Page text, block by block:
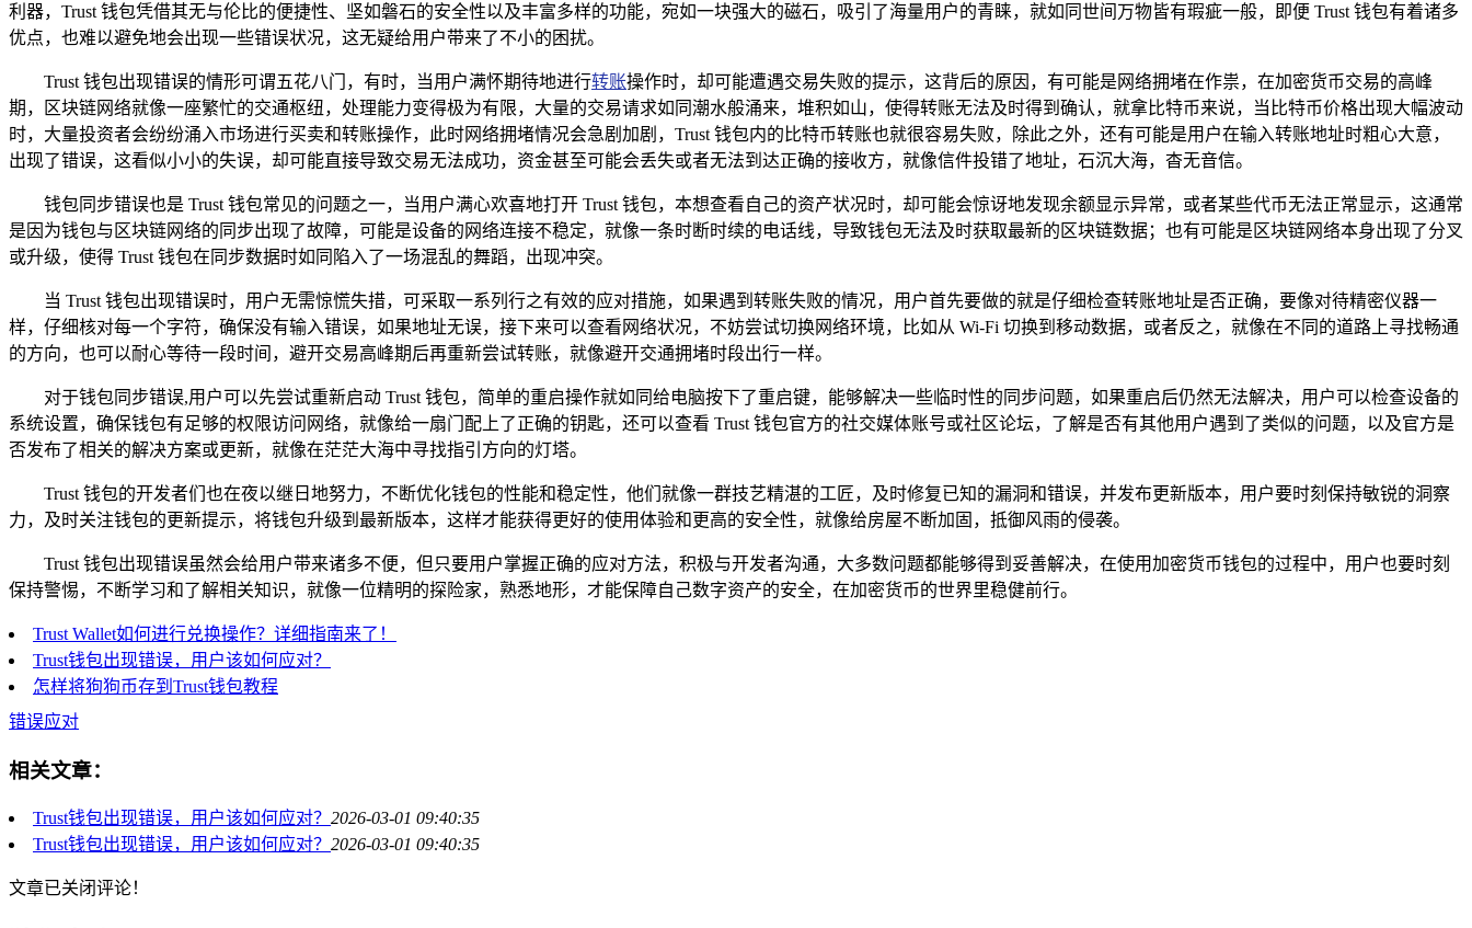
利器，Trust 钱包凭借其无与伦比的便捷性、坚如磐石的安全性以及丰富多样的功能，宛如一块强大的磁石，吸引了海量用户的青睐，就如同世间万物皆有瑕疵一般，即便 Trust 钱包有着诸多
优点，也难以避免地会出现一些错误状况，这无疑给用户带来了不小的困扰。
Trust 钱包出现错误的情形可谓五花八门，有时，当用户满怀期待地进行转账操作时，却可能遭遇交易失败的提示，这背后的原因，有可能是网络拥堵在作祟，在加密货币交易的高峰
期，区块链网络就像一座繁忙的交通枢纽，处理能力变得极为有限，大量的交易请求如同潮水般涌来，堆积如山，使得转账无法及时得到确认，就拿比特币来说，当比特币价格出现大幅波动
时，大量投资者会纷纷涌入市场进行买卖和转账操作，此时网络拥堵情况会急剧加剧，Trust 钱包内的比特币转账也就很容易失败，除此之外，还有可能是用户在输入转账地址时粗心大意，
出现了错误，这看似小小的失误，却可能直接导致交易无法成功，资金甚至可能会丢失或者无法到达正确的接收方，就像信件投错了地址，石沉大海，杳无音信。
钱包同步错误也是 Trust 钱包常见的问题之一，当用户满心欢喜地打开 Trust 钱包，本想查看自己的资产状况时，却可能会惊讶地发现余额显示异常，或者某些代币无法正常显示，这通常
是因为钱包与区块链网络的同步出现了故障，可能是设备的网络连接不稳定，就像一条时断时续的电话线，导致钱包无法及时获取最新的区块链数据；也有可能是区块链网络本身出现了分叉
或升级，使得 Trust 钱包在同步数据时如同陷入了一场混乱的舞蹈，出现冲突。
当 Trust 钱包出现错误时，用户无需惊慌失措，可采取一系列行之有效的应对措施，如果遇到转账失败的情况，用户首先要做的就是仔细检查转账地址是否正确，要像对待精密仪器一
样，仔细核对每一个字符，确保没有输入错误，如果地址无误，接下来可以查看网络状况，不妨尝试切换网络环境，比如从 Wi-Fi 切换到移动数据，或者反之，就像在不同的道路上寻找畅通
的方向，也可以耐心等待一段时间，避开交易高峰期后再重新尝试转账，就像避开交通拥堵时段出行一样。
对于钱包同步错误,用户可以先尝试重新启动 Trust 钱包，简单的重启操作就如同给电脑按下了重启键，能够解决一些临时性的同步问题，如果重启后仍然无法解决，用户可以检查设备的
系统设置，确保钱包有足够的权限访问网络，就像给一扇门配上了正确的钥匙，还可以查看 Trust 钱包官方的社交媒体账号或社区论坛，了解是否有其他用户遇到了类似的问题，以及官方是
否发布了相关的解决方案或更新，就像在茫茫大海中寻找指引方向的灯塔。
Trust 钱包的开发者们也在夜以继日地努力，不断优化钱包的性能和稳定性，他们就像一群技艺精湛的工匠，及时修复已知的漏洞和错误，并发布更新版本，用户要时刻保持敏锐的洞察
力，及时关注钱包的更新提示，将钱包升级到最新版本，这样才能获得更好的使用体验和更高的安全性，就像给房屋不断加固，抵御风雨的侵袭。
Trust 钱包出现错误虽然会给用户带来诸多不便，但只要用户掌握正确的应对方法，积极与开发者沟通，大多数问题都能够得到妥善解决，在使用加密货币钱包的过程中，用户也要时刻
保持警惕，不断学习和了解相关知识，就像一位精明的探险家，熟悉地形，才能保障自己数字资产的安全，在加密货币的世界里稳健前行。
Trust Wallet如何进行兑换操作？详细指南来了！
Trust钱包出现错误，用户该如何应对？
怎样将狗狗币存到Trust钱包教程
错误应对
相关文章：
Trust钱包出现错误，用户该如何应对？ 2026-03-01 09:40:35
Trust钱包出现错误，用户该如何应对？ 2026-03-01 09:40:35
文章已关闭评论！